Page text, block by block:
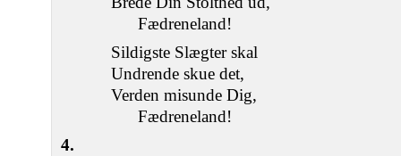
Fædreneland!
Sildigste Slægter skal
Undrende skue det,
Verden misunde Dig,
Fædreneland!
4.